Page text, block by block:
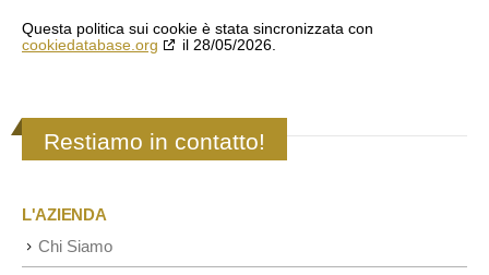
Questa politica sui cookie è stata sincronizzata con
cookiedatabase.org
il 28/05/2026.
Restiamo in contatto!
L'AZIENDA
Chi Siamo